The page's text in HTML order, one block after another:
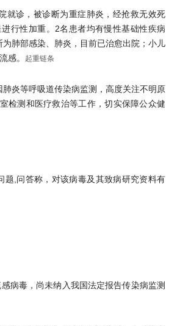
就诊，被诊断为重症肺炎，经抢救无效死
行性加重。2名患者均有慢性基础性疾病
肺部感染、肺炎，目前已治愈出院；小儿
感。
起重链条
炎等呼吸道传染病监测，高度关注不明原
检测和医疗救治等工作，切实保障公众健
,问答称，对该病毒及其致病研究资料有
病毒，尚未纳入我国法定报告传染病监测